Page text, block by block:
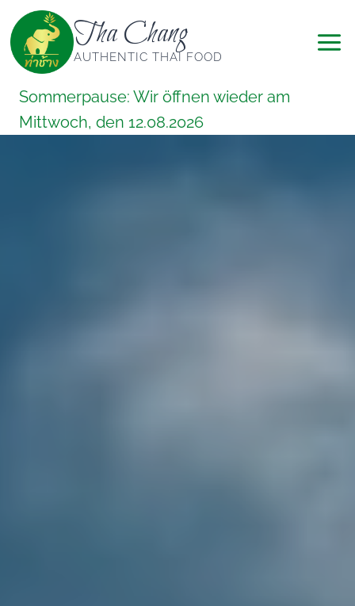
Zum
Inhalt
springen
Tha Chang
AUTHENTIC THAI FOOD
Sommerpause: Wir öffnen wieder am
Mittwoch, den 12.08.2026